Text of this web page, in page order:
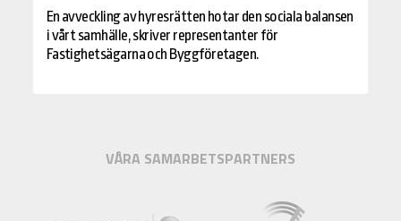
En avveckling av hyresrätten hotar den sociala balansen
i vårt samhälle, skriver representanter för
Fastighetsägarna och Byggföretagen.
VÅRA SAMARBETSPARTNERS